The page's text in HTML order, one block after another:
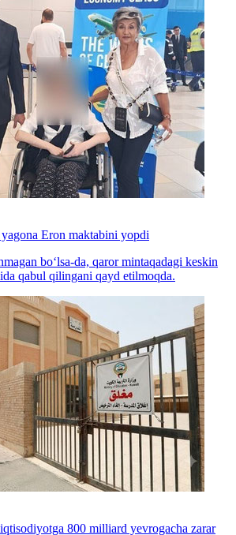
Eron maktabini yopdi
bo‘lsa-da, qaror mintaqadagi keskin
qabul qilingani qayd etilmoqda.
800 milliard yevrogacha zarar